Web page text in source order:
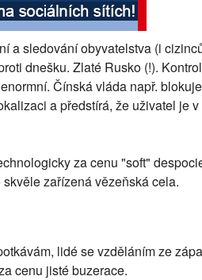
a sledování obyvatelstva (i
dnešku. Zlaté Rusko (!).
Čínská vláda např.
a předstírá, že uživatel je
za cenu "soft"
zařízená vězeňská cela.
lidé se vzděláním ze
cenu jisté buzerace.